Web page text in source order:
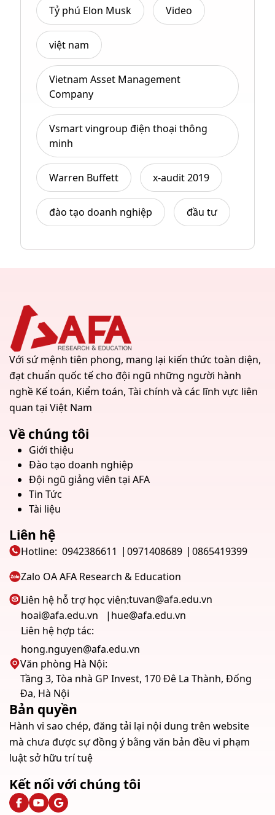
Tỷ phú Elon Musk Video
việt nam
Vietnam Asset Management
Company
Vsmart vingroup điện thoại thông
minh
Warren Buffett x-audit 2019
đào tạo doanh nghiệp đầu tư
Với sứ mệnh tiên phong, mang lại kiến thức toàn diện,
đạt chuẩn quốc tế cho đội ngũ những người hành
nghề Kế toán, Kiểm toán, Tài chính và các lĩnh vực liên
quan tại Việt Nam
Về chúng tôi
Giới thiệu
Đào tạo doanh nghiệp
Đội ngũ giảng viên tại AFA
Tin Tức
Tài liệu
Liên hệ
Hotline: 0942386611 0971408689
0865419399
Zalo OA AFA Research & Education
Liên hệ hỗ trợ học viên:tuvan@afa.edu.vn
hoai@afa.edu.vn
hue@afa.edu.vn
Liên hệ hợp tác:
hong.nguyen@afa.edu.vn
Văn phòng Hà Nội:
Tầng 3, Tòa nhà GP Invest, 170 Đê La Thành, Đống
Đa, Hà Nội
Bản quyền
Hành vi sao chép, đăng tải lại nội dung trên website
mà chưa được sự đồng ý bằng văn bản đều vi phạm
luật sở hữu trí tuệ
Kết nối với chúng tôi